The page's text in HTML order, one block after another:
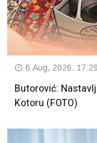
6 Aug, 2026.
Butorović:
Kotoru (FOTO)